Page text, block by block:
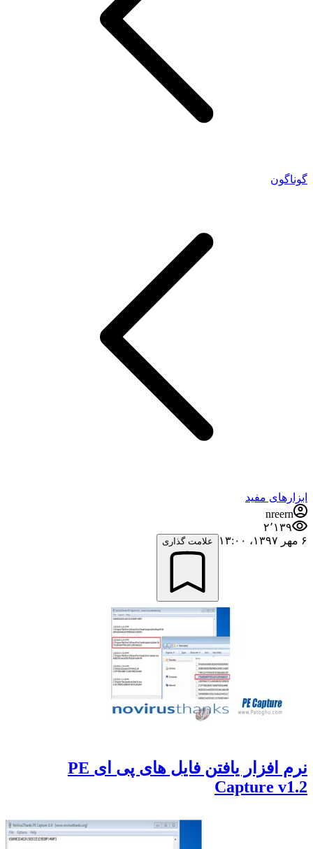
گوناگون
ابزارهای مفید
nreern
۲٬۱۳۹
۶ مهر ۱۳۹۷،‏ ۱۳:۰۰
علامت گذاری
نرم افزار یافتن فایل های پی ای PE
Capture v1.2